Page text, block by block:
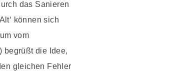
das Sanieren
können sich
vom
begrüßt die Idee,
gleichen Fehler